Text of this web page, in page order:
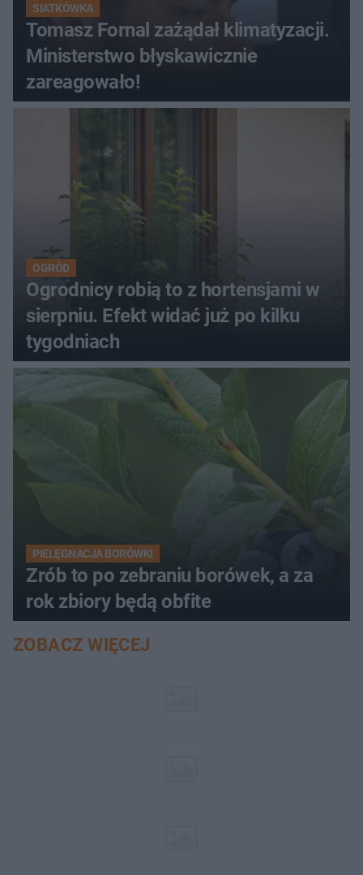
SIATKÓWKA
Tomasz Fornal zażądał klimatyzacji.
Ministerstwo błyskawicznie
zareagowało!
OGRÓD
Ogrodnicy robią to z hortensjami w
sierpniu. Efekt widać już po kilku
tygodniach
PIELĘGNACJA BORÓWKI
Zrób to po zebraniu borówek, a za
rok zbiory będą obfite
ZOBACZ WIĘCEJ